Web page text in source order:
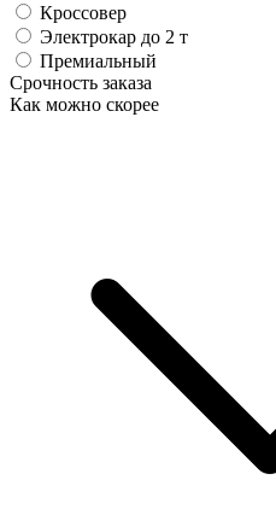
Кроссовер
Электрокар до 2 т
Премиальный
Срочность заказа
Как можно скорее